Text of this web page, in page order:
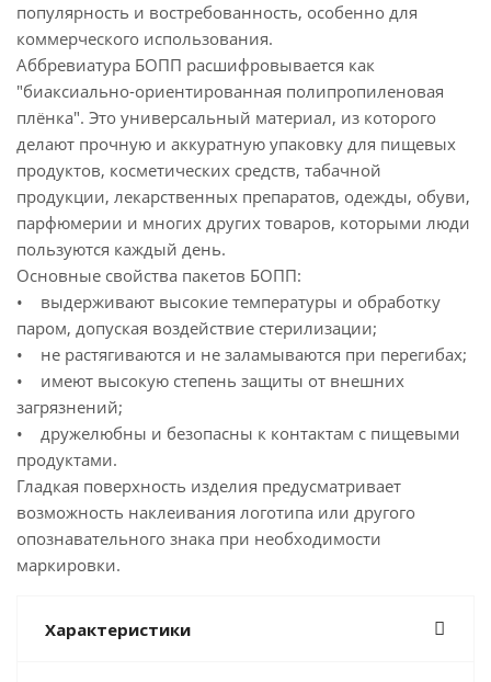
популярность и востребованность, особенно для
коммерческого использования.
Аббревиатура БОПП расшифровывается как
"биаксиально-ориентированная полипропиленовая
плёнка". Это универсальный материал, из которого
делают прочную и аккуратную упаковку для пищевых
продуктов, косметических средств, табачной
продукции, лекарственных препаратов, одежды, обуви,
парфюмерии и многих других товаров, которыми люди
пользуются каждый день.
Основные свойства пакетов БОПП:
• выдерживают высокие температуры и обработку
паром, допуская воздействие стерилизации;
• не растягиваются и не заламываются при перегибах;
• имеют высокую степень защиты от внешних
загрязнений;
• дружелюбны и безопасны к контактам с пищевыми
продуктами.
Гладкая поверхность изделия предусматривает
возможность наклеивания логотипа или другого
опознавательного знака при необходимости
маркировки.
Характеристики